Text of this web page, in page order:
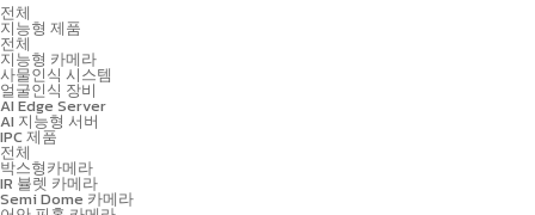
전체
지능형 제품
전체
지능형 카메라
사물인식 시스템
얼굴인식 장비
AI Edge Server
AI 지능형 서버
IPC 제품
전체
박스형카메라
IR 뷸렛 카메라
Semi Dome 카메라